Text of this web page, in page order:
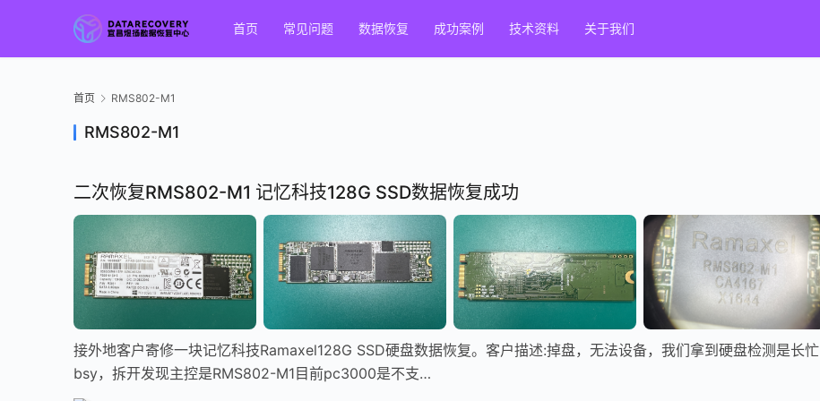
首页 常见问题 数据恢复 成功案例 技术资料 关于我们
首页 RMS802-M1
RMS802-M1
二次恢复RMS802-M1 记忆科技128G SSD数据恢复成功
接外地客户寄修一块记忆科技Ramaxel128G SSD硬盘数据恢复。客户描述:掉盘，无法设备，我们拿到硬盘检测是长忙
bsy，拆开发现主控是RMS802-M1目前pc3000是不支…